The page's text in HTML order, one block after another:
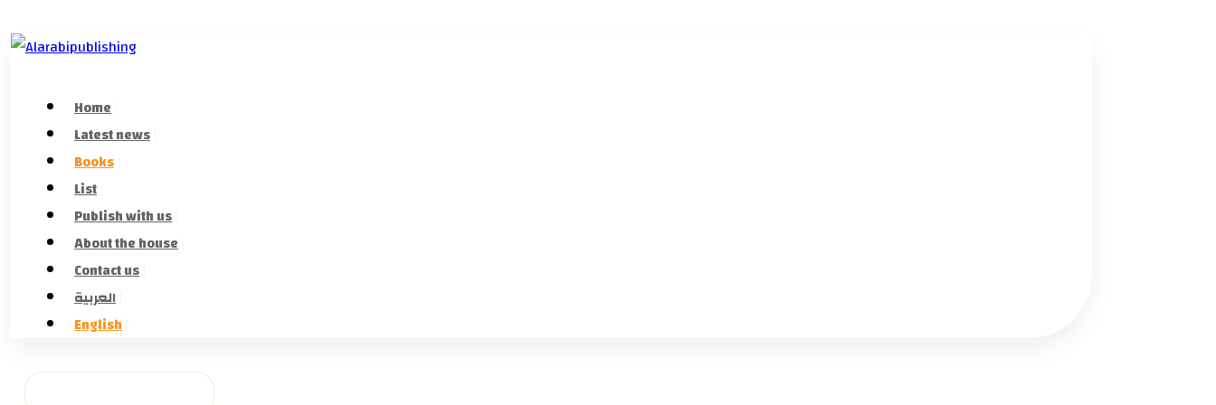
Home
Latest news
Books
List
Publish with us
About the house
Contact us
العربية
English